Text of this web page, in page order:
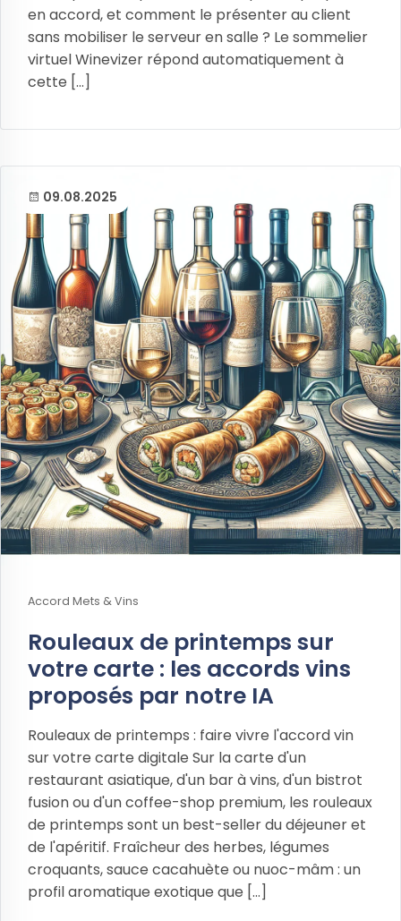
en accord, et comment le présenter au client
sans mobiliser le serveur en salle ? Le sommelier
virtuel Winevizer répond automatiquement à
cette [...]
09.08.2025
Accord Mets & Vins
Rouleaux de printemps sur
votre carte : les accords vins
proposés par notre IA
Rouleaux de printemps : faire vivre l'accord vin
sur votre carte digitale Sur la carte d'un
restaurant asiatique, d'un bar à vins, d'un bistrot
fusion ou d'un coffee-shop premium, les rouleaux
de printemps sont un best-seller du déjeuner et
de l'apéritif. Fraîcheur des herbes, légumes
croquants, sauce cacahuète ou nuoc-mâm : un
profil aromatique exotique que [...]